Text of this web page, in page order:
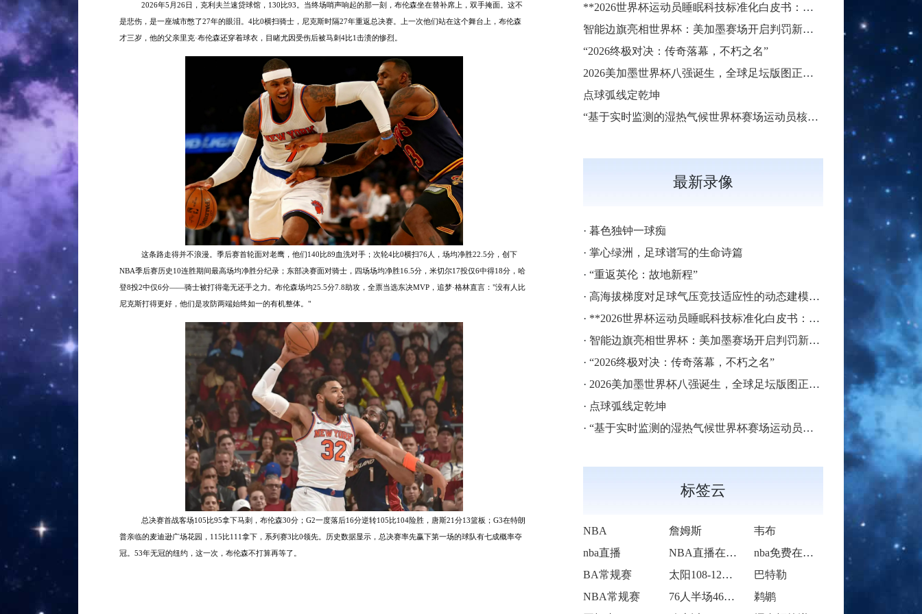
2026年5月26日，克利夫兰速贷球馆，130比93。当终场哨声响起的那一刻，布伦森坐在替补席上，双手掩面。这不
是悲伤，是一座城市憋了27年的眼泪。4比0横扫骑士，尼克斯时隔27年重返总决赛。上一次他们站在这个舞台上，布伦森
才三岁，他的父亲里克·布伦森还穿着球衣，目睹尤因受伤后被马刺4比1击溃的惨烈。
这条路走得并不浪漫。季后赛首轮面对老鹰，他们140比89血洗对手；次轮4比0横扫76人，场均净胜22.5分，创下
NBA季后赛历史10连胜期间最高场均净胜分纪录；东部决赛面对骑士，四场场均净胜16.5分，米切尔17投仅6中得18分，哈
登8投2中仅6分——骑士被打得毫无还手之力。布伦森场均25.5分7.8助攻，全票当选东决MVP，追梦·格林直言："没有人比
尼克斯打得更好，他们是攻防两端始终如一的有机整体。"
总决赛首战客场105比95拿下马刺，布伦森30分；G2一度落后16分逆转105比104险胜，唐斯21分13篮板；G3在特朗
普亲临的麦迪逊广场花园，115比111拿下，系列赛3比0领先。历史数据显示，总决赛率先赢下第一场的球队有七成概率夺
冠。53年无冠的纽约，这一次，布伦森不打算再等了。
**2026世界杯运动员睡眠科技标准化白皮书：智能穿戴监测标准与认证体系框架**
智能边旗亮相世界杯：美加墨赛场开启判罚新篇章
“2026终极对决：传奇落幕，不朽之名”
2026美加墨世界杯八强诞生，全球足坛版图正被重新定义
点球弧线定乾坤
“基于实时监测的湿热气候世界杯赛场运动员核心体温动态预警模型构建”
最新录像
· 暮色独钟一球痴
· 掌心绿洲，足球谱写的生命诗篇
· “重返英伦：故地新程”
· 高海拔梯度对足球气压竞技适应性的动态建模与优化——基于墨西哥三城的实证分析
· **2026世界杯运动员睡眠科技标准化白皮书：智能穿戴监测标准与认证体系框架**
· 智能边旗亮相世界杯：美加墨赛场开启判罚新篇章
· “2026终极对决：传奇落幕，不朽之名”
· 2026美加墨世界杯八强诞生，全球足坛版图正被重新定义
· 点球弧线定乾坤
· “基于实时监测的湿热气候世界杯赛场运动员核心体温动态预警模型构建”
标签云
NBA 詹姆斯
韦布
nba直播
NBA直播在线观看
nba免费在线高清直播
BA常规赛
太阳108-126不敌步行者
巴特勒
NBA常规赛
76人半场46-42领先太阳
鹈鹕